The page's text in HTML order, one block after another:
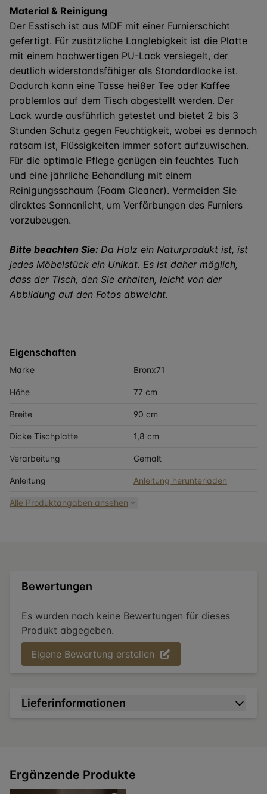
Material & Reinigung
Der Esstisch ist aus MDF mit einer Furnierschicht
gefertigt. Für zusätzliche Langlebigkeit ist die Platte
mit einem hochwertigen PU-Lack versiegelt, der
deutlich widerstandsfähiger als Standardlacke ist.
Dadurch kann eine Tasse heißer Tee oder Kaffee
problemlos auf dem Tisch abgestellt werden. Der
Lack wurde ausführlich getestet und bietet 2 bis 3
Stunden Schutz gegen Feuchtigkeit, wobei es dennoch
ratsam ist, Flüssigkeiten immer sofort aufzuwischen.
Für die optimale Pflege genügen ein feuchtes Tuch
und eine jährliche Behandlung mit einem
Reinigungsschaum (Foam Cleaner). Vermeiden Sie
direktes Sonnenlicht, um Verfärbungen des Furniers
vorzubeugen.
Bitte beachten Sie: Da Holz ein Naturprodukt ist, ist
jedes Möbelstück ein Unikat. Es ist daher möglich,
dass der Tisch, den Sie erhalten, leicht von der
Abbildung auf den Fotos abweicht.
Eigenschaften
Marke Bronx71
Höhe 77 cm
Breite 90 cm
Dicke Tischplatte 1,8 cm
Verarbeitung Gemalt
Anleitung Anleitung herunterladen
Alle Produktangaben ansehen
Bewertungen
Es wurden noch keine Bewertungen für dieses
Produkt abgegeben.
Eigene Bewertung erstellen
Lieferinformationen
Ergänzende Produkte